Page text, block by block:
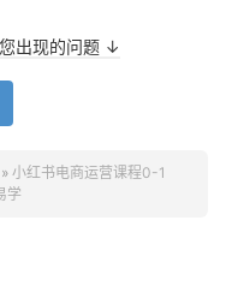
出现的问题 ↓
» 小红书电商运营课程0-1
学